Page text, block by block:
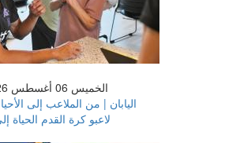
الخميس 06 أغسطس 2026 01:58 صباحاً
اليابان | من الملاعب إلى
لاعبو كرة القدم الحياة